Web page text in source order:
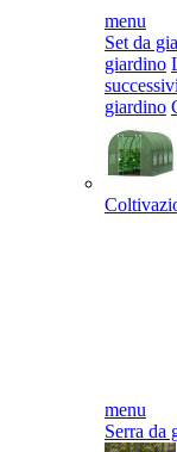
menu
Set da
giardino
successivi
giardino
menu
Serra da